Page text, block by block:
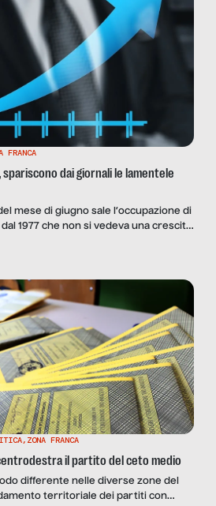
FRANCA
spariscono dai giornali le lamentele
mese di giugno sale l’occupazione di
1977 che non si vedeva una crescita
, ZONA FRANCA
il partito del ceto medio
differente nelle diverse zone del
territoriale dei partiti con